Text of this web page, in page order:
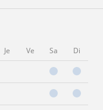
Je Ve Sa Di